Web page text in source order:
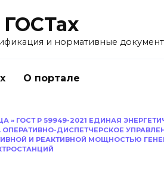
ГОСТах
и нормативные
О портале
» ГОСТ Р 59949-2021 ЕДИНАЯ
ДИСПЕТЧЕРСКОЕ
И РЕАКТИВНОЙ МОЩНОСТЬЮ